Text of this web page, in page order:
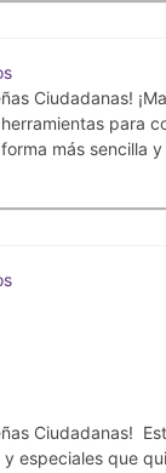
Ciudadanas!
para
más sencilla
Ciudadanas!
especiales que